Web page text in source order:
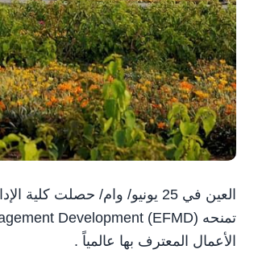
الأعمال المعترف بها عالمياً .